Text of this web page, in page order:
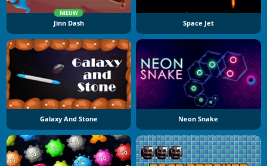
NIEUW
Jinn Dash Space Jet
Galaxy And Stone Neon Snake